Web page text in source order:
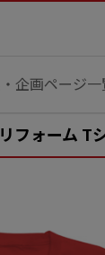
企画ページ
フォーム T